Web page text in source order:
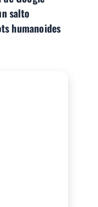
salto
humanoides